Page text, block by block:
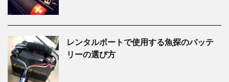
レンタルボートで使用する魚探のバッテ
リーの選び方